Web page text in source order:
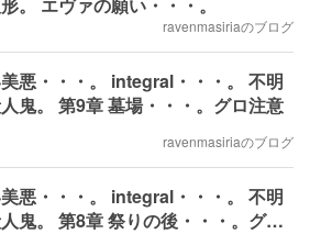
ravenmasiriaのブログ
悪・・・。 integral・・・。 不明
鬼。 第9章 墓場・・・。グロ注意
ravenmasiriaのブログ
悪・・・。 integral・・・。 不明
鬼。 第8章 祭りの後・・・。グロ